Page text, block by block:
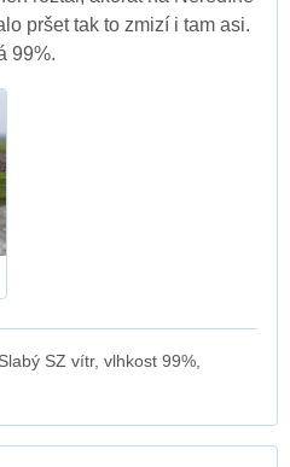
pršet tak to zmizí i tam asi.
99%.
SZ vítr, vlhkost 99%,